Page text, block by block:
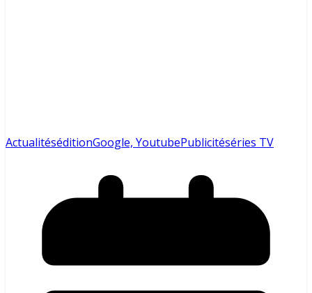
ActualitéséditionGoogle, YoutubePublicitéséries TV